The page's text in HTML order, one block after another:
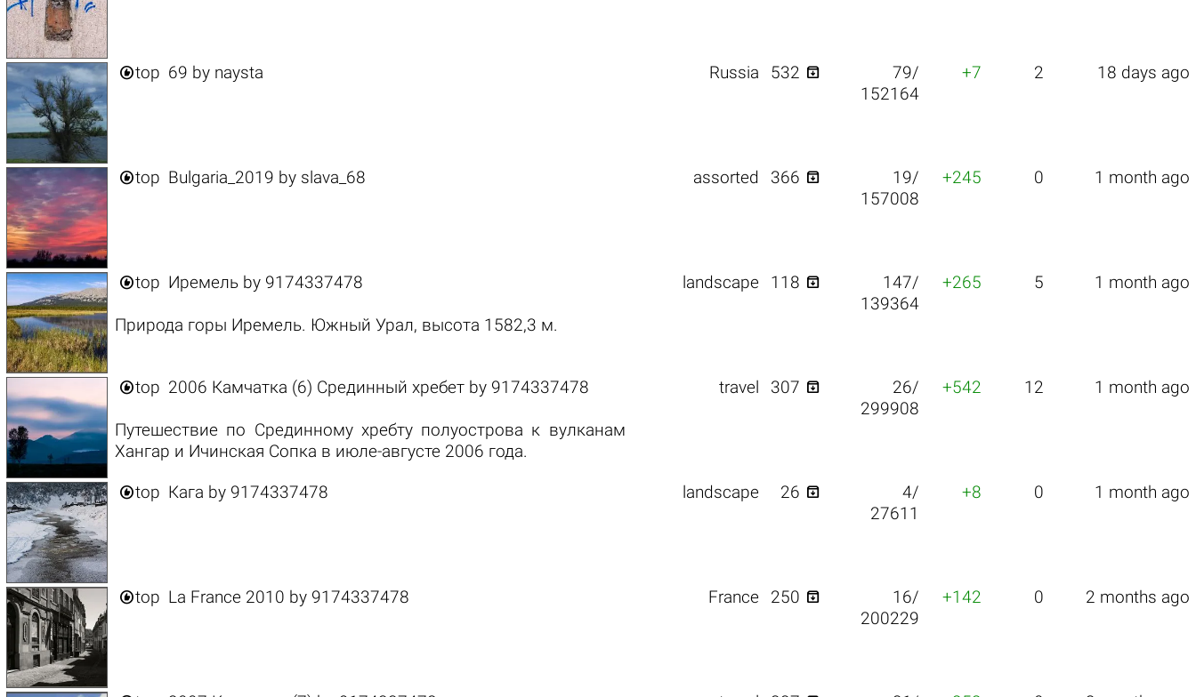
top 69 by naysta Russia 532 
79/
152164
+7 2 18 days ago
top Bulgaria_2019 by slava_68 assorted 366 
19/
157008
+245 0 1 month ago
top Иремель by 9174337478
Природа горы Иремель. Южный Урал, высота 1582,3 м.
landscape 118 
147/
139364
+265 5 1 month ago
top 2006 Камчатка (6) Срединный хребет by 9174337478
Путешествие по Срединному хребту полуострова к вулканам
Хангар и Ичинская Сопка в июле-августе 2006 года.
travel 307 
26/
299908
+542 12 1 month ago
top Кага by 9174337478 landscape 26 
4/
27611
+8 0 1 month ago
top La France 2010 by 9174337478 France 250 
16/
200229
+142 0 2 months ago